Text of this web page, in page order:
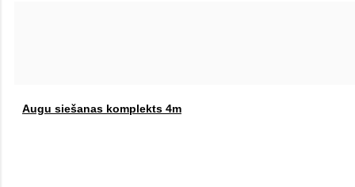
Augu siešanas komplekts 4m